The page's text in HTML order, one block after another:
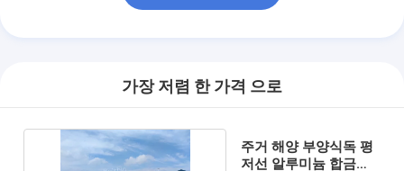
가장 저렴 한 가격 으로
주거 해양 부양식독 평
저선 알루미늄 합금